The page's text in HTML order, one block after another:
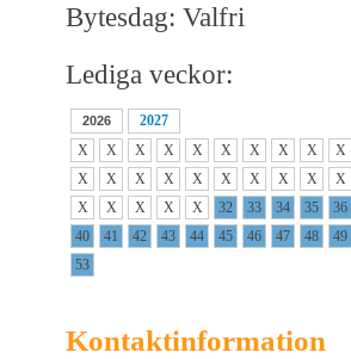
Bytesdag: Valfri
Lediga veckor:
2026
2027
X
X X X X X X X X X
X
X X X X X X X X X
X
X X X X 32 33 34 35 36
40
41 42 43 44 45 46 47 48 49
53
Kontaktinformation